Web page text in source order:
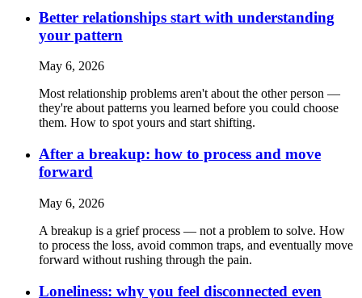
Better relationships start with understanding
your pattern
May 6, 2026
Most relationship problems aren't about the other person —
they're about patterns you learned before you could choose
them. How to spot yours and start shifting.
After a breakup: how to process and move
forward
May 6, 2026
A breakup is a grief process — not a problem to solve. How
to process the loss, avoid common traps, and eventually move
forward without rushing through the pain.
Loneliness: why you feel disconnected even